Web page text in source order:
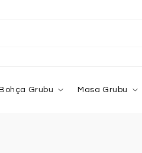
Grubu Masa Grubu